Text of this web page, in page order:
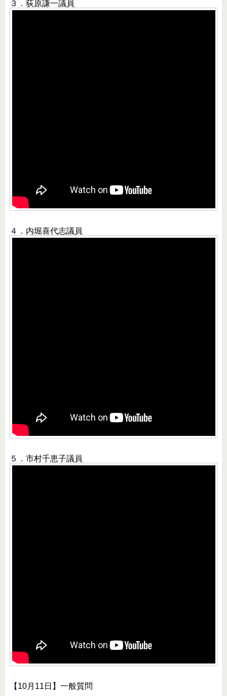
３．荻原謙一議員
４．内堀喜代志議員
５．市村千恵子議員
【10月11日】一般質問